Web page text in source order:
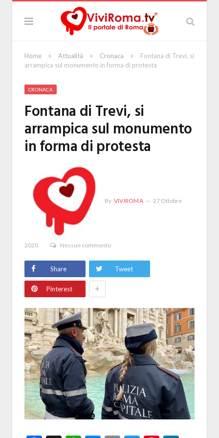
Home » Attualità » Cronaca »
Fontana di Trevi, si
arrampica sul monumento in forma di protesta
CRONACA
Fontana di Trevi, si
arrampica sul monumento
in forma di protesta
By VIVIROMA 27 Ottobre
2020 Nessun commento
Share Tweet
Pinterest +